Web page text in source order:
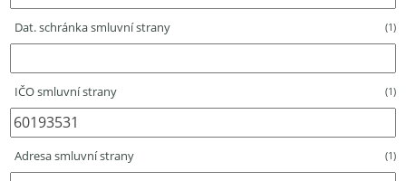
Dat. schránka smluvní strany (1)
IČO smluvní strany (1)
Adresa smluvní strany (1)